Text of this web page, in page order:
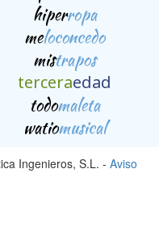
hiperropa
meloconcedo
mistrapos
terceraedad
todomaleta
watiomusical
Ingenieros, S.L. - Aviso